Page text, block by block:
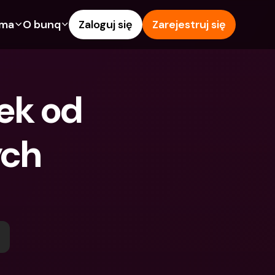
Karty kredytowe
Waluty obce i zagraniczne
Wypłaty i wpłaty z
bankomatów
O bunq
Blog
Zgłoś problem
Zaloguj się Zarejestruj się
od